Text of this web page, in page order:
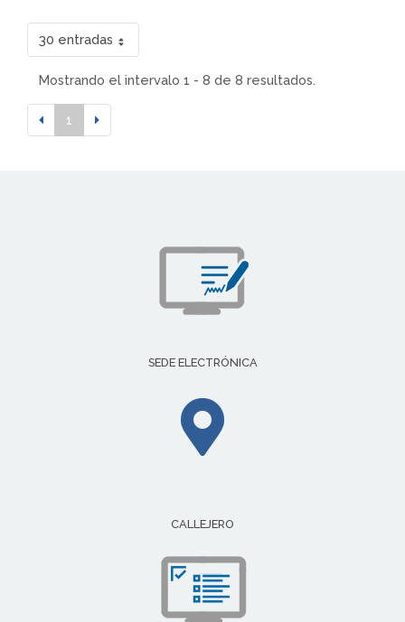
30 entradas
Mostrando el intervalo 1 - 8 de 8 resultados.
1
SEDE ELECTRÓNICA
CALLEJERO